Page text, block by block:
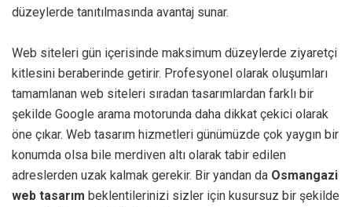
düzeylerde tanıtılmasında avantaj sunar.
Web siteleri gün içerisinde maksimum düzeylerde ziyaretçi
kitlesini beraberinde getirir. Profesyonel olarak oluşumları
tamamlanan web siteleri sıradan tasarımlardan farklı bir
şekilde Google arama motorunda daha dikkat çekici olarak
öne çıkar. Web tasarım hizmetleri günümüzde çok yaygın bir
konumda olsa bile merdiven altı olarak tabir edilen
adreslerden uzak kalmak gerekir. Bir yandan da Osmangazi
web tasarım beklentilerinizi sizler için kusursuz bir şekilde